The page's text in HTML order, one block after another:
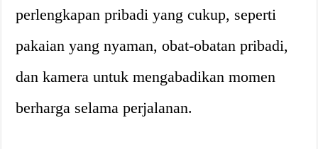
perlengkapan pribadi yang cukup, seperti
pakaian yang nyaman, obat-obatan pribadi,
dan kamera untuk mengabadikan momen
berharga selama perjalanan.